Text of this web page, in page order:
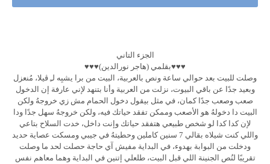
الجزء التاني
♥️♥️♥️بقلمي (هاجر نورالدين)♥️♥️♥️
وصلت للبيت بعد حوالي ساعة ونص بالعربية، البيت من برا يشبِه لـِ ڤيلا، مُنعزل
وبعيد جدًا عن باقي البيوت، نزلت من العربية وأنا بتنهد لإني عارفة إن الدخول
صعب وصعب جدًا كمان، في مثل بيقول دخول الحمام مش زي خروجهُ ولكن
البيت دا دخولهُ هو الأصعب وممكن تفقد حياتك فيه، ولكن خروجهُ سهل جدًا ودا
لإن كدا كدا لو شخص طبيعي هتفقد حياتك وإنت داخل، خدت السلاح بتاعي
واللي كنت شيلاه بقالي 7 سنين كاملين وحطيتهُ في جيبي ومسكت عصاية حديد
ودخلت من البوابة بهدوء، في البداية مفيش آي حاجة حصلت لحد ما وصلت
تقريبًا لنُص الجنينة اللي قبل البيت، طلعلي إتنين في البداية وهما معاهم نفس